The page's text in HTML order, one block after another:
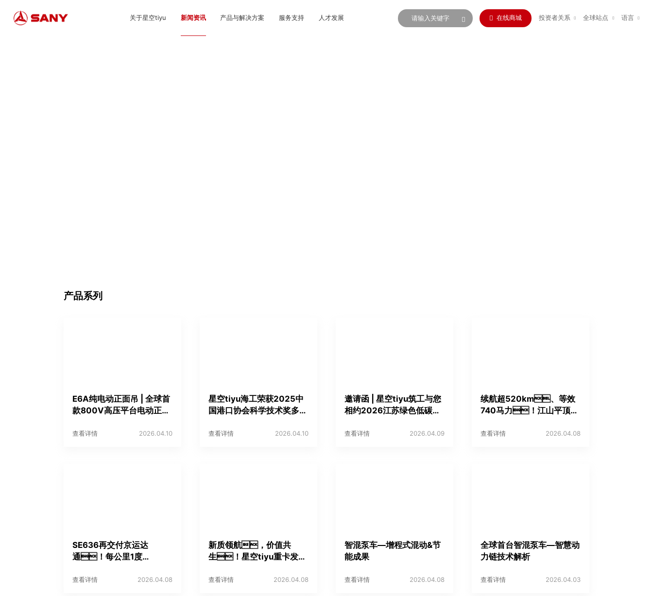
关于星空tiyu 新闻资讯 产品与解决方案 服务支持 人才发展 在线商城 投资者关系 全球站点 语言
产品系列
E6A纯电动正面吊 | 全球首
款800V高压平台电动正面
查看详情 2026.04.10
星空tiyu海工荣获2025中
国港口协会科学技术奖多项
查看详情 2026.04.10
邀请函 | 星空tiyu筑工与您
相约2026江苏绿色低碳建
查看详情 2026.04.09
续航超520km、等效
740马力！江山平顶
查看详情 2026.04.08
SE636再交付京运达
通！每公里1度
运营数据亮眼
查看详情 2026.04.08
新质领航，价值共
生！星空tiyu重卡发
全系新品
查看详情 2026.04.08
智混泵车—增程式混动&节
能成果
查看详情 2026.04.08
全球首台智混泵车—智慧动
力链技术解析
查看详情 2026.04.03